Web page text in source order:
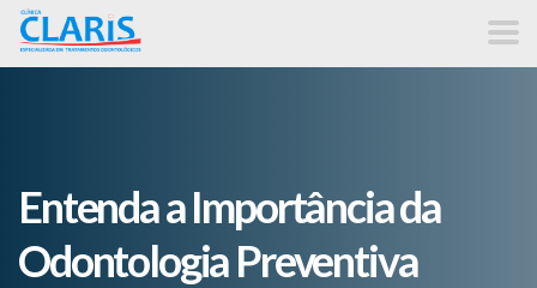
Entenda a Importância da
Odontologia Preventiva